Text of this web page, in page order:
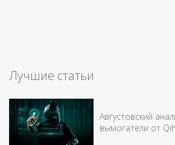
Лучшие статьи
Августовский
вымогатели от